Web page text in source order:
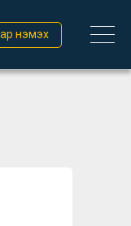
нэмэх